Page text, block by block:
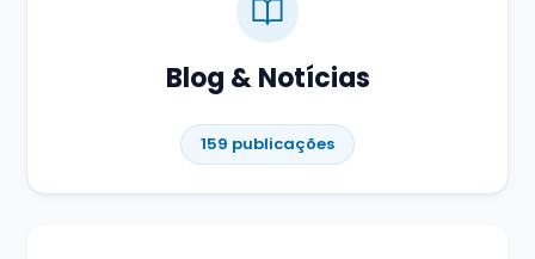
Blog & Notícias
159 publicações